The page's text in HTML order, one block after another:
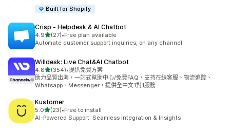
Built for Shopify
Crisp ‑ Helpdesk & AI Chatbot
4.9滿分 5 顆星
(27)
共有 27 則評價
•Free plan available
Automate customer support inquiries, on any channel
Willdesk: Live Chat&AI Chatbot
4.8滿分 5 顆星
(354)
共有 354 則評價
•提供免費方案
助力品質出海，一站式幫助中心/免費FAQ，支持在線客服、物流追踪、
Whatsapp、Messenger，提供全中文1對1服務
Kustomer
5.0滿分 5 顆星
(23)
共有 23 則評價
•Free to install
AI-Powered Support: Seamless Integration & Insights